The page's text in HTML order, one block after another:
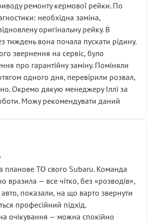
ремонту кермової рейки. По
необхідна заміна,
оригінальну рейку. В
тиждень вона почала пускати рідину.
звернення на сервіс, було
про гарантійну заміну. Поміняли
одного дня, перевірили розвал,
Окремо дякую менеджеру Іллі за
Можу рекомендувати даний
планове ТО свого Subaru. Команда
вразила — все чітко, без «розводів»,
показали, на що варто звернути
професійний підхід.
очікування — можна спокійно